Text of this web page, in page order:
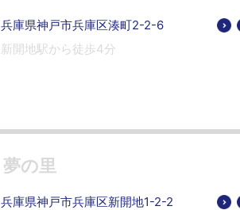
兵庫県神戸市兵庫区湊町2-2-6
新開地駅から徒歩4分
夢の里
兵庫県神戸市兵庫区新開地1-2-2